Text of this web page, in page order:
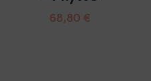
68,80 €